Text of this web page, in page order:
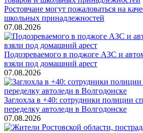
Ростовчане могут пожаловаться на
школьных принадлежностей
07.08.2026
Подозреваемого в поджоге АЗС и
взяли под домашний арест
07.08.2026
Заглохла в +40: сотрудники полиции
переделку автоледи в Волгодонске
07.08.2026